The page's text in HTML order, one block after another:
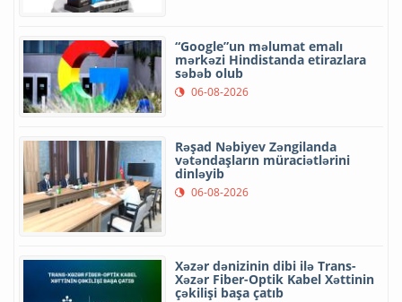
“Google”un məlumat emalı
mərkəzi Hindistanda etirazlara
səbəb olub
06-08-2026
Rəşad Nəbiyev Zəngilanda
vətəndaşların müraciətlərini
dinləyib
06-08-2026
Xəzər dənizinin dibi ilə Trans-
Xəzər Fiber-Optik Kabel Xəttinin
çəkilişi başa çatıb